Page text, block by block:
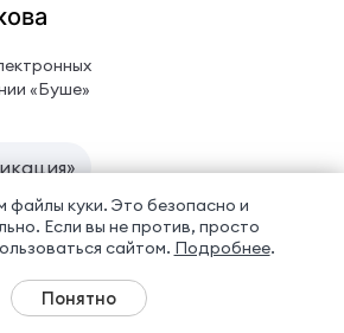
«Буше»
курса было повышение
в обучение. Сделать
полезным, но и увлекательным,
чувствовали себя частью игры
куки. Это безопасно и
Если вы не против, просто
сайтом. Подробнее.
Понятно